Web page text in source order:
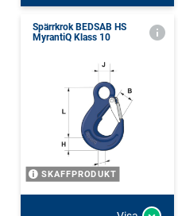
Spärrkrok BEDSAB HS
MyrantiQ Klass 10
SKAFFPRODUKT